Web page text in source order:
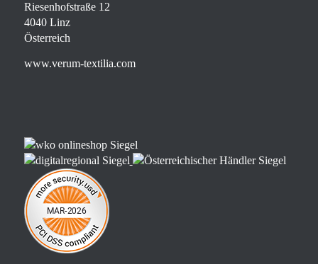
Riesenhofstraße 12
4040 Linz
Österreich
www.verum-textilia.com